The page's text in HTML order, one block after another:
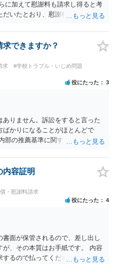
に加えて慰謝料も請求し得ると考
だいたとおり、慰謝料の額につい
できますか？
求
#学校トラブル・いじめ問題
役にたった 3
りません。訴訟をすると言った
ばかりになることがほとんどで
部の推薦基準に関する資料とご相
うかを一度大学側に問い合わせて
できるかどうかはこれにかかって
入手が難しければ、弁護士にまず
がいるかどうかは別ですが）、
もらうという方法もあります。
合に必ずB社に採用されることが
額分の賠償までは難しいと思い
をしても得るものが少ない可能性
に関しては弁護士によって見解が
内容証明
・慰謝料請求
役にたった 4
面が保管されるので、差し出し
、その本質はお手紙です。 内容
るので払ってくださいという申